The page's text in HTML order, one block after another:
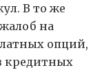
В то же
на
опций,
кредитных